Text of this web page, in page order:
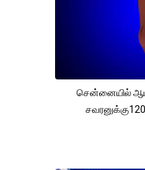
சென்னையில்